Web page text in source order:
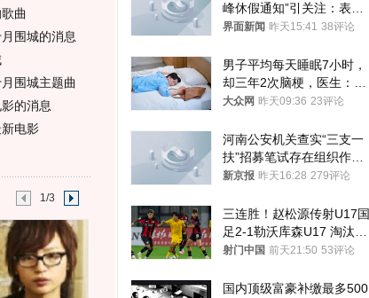
曲
围城的消息
围城主题曲
的消息
电影
1/3
峰休假通知”引关注：表述
不够准确，待修改后印发
界面新闻 昨天15:41 38评论
男子平均每天睡眠7小时，
却三年2次脑梗，医生：这
样睡觉更伤身
大众网 昨天09:36 23评论
河南公安机关查实“三支一
扶”招募笔试存在组织作弊
犯罪行为
新京报 昨天16:28 279评论
三连胜！赵松源传射U17国
足2-1勒沃库森U17 淘汰赛
将战河床
射门中国 前天21:50 53评论
国内顶级富豪补缴最多500